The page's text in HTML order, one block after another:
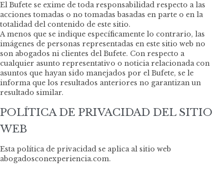
El Bufete se exime de toda responsabilidad respecto a las
acciones tomadas o no tomadas basadas en parte o en la
totalidad del contenido de este sitio.
A menos que se indique específicamente lo contrario, las
imágenes de personas representadas en este sitio web no
son abogados ni clientes del Bufete. Con respecto a
cualquier asunto representativo o noticia relacionada con
asuntos que hayan sido manejados por el Bufete, se le
informa que los resultados anteriores no garantizan un
resultado similar.
POLÍTICA DE PRIVACIDAD DEL SITIO
WEB
Esta política de privacidad se aplica al sitio web
abogadosconexperiencia.com.